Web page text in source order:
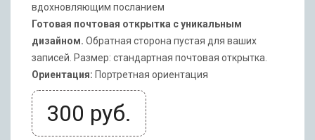
вдохновляющим посланием
Готовая почтовая открытка с уникальным
дизайном. Обратная сторона пустая для ваших
записей. Размер: стандартная почтовая открытка.
Ориентация: Портретная ориентация
300 руб.